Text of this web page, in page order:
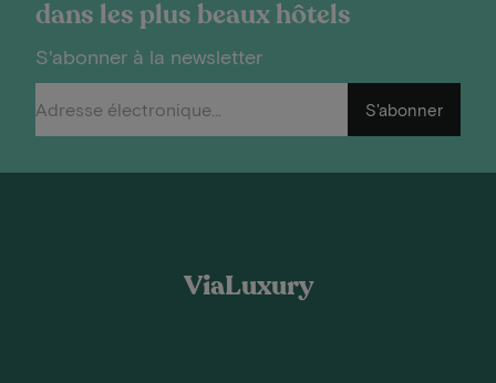
dans les plus beaux hôtels
S'abonner à la newsletter
S'abonner
ViaLuxury